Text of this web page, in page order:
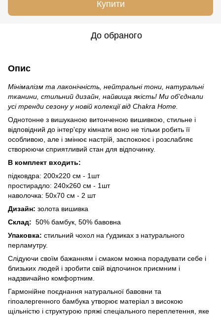
Купити
До обраного
Опис
Мінімалізм та лаконічність, нейтральні тони, натуральні
тканини, стильний дизайн, найвища якість! Ми об'єднали
усі тренди сезону у новій колекції від Chakra Home.
Однотонне з вишуканою витонченою вишивкою, стильне і
відповідний до інтер'єру кімнати воно не тільки робить її
особливою, але і змінює настрій, заспокоює і розслабляє
створюючи сприятливий стан для відпочинку.
В комплект входить:
підковдра: 200х220 см - 1шт
простирадло: 240х260 см - 1шт
наволочка: 50х70 см - 2 шт
Дизайн: золота вишивка
Склад: 50% бамбук, 50% бавовна
Упаковка: стильний чохол на ґудзиках з натурального
перламутру.
Слідуючи своїм бажанням і смаком можна порадувати себе і
близьких людей і зробити свій відпочинок приємним і
надзвичайно комфортним.
Гармонійне поєднання натуральної бавовни та
гіпоалергенного бамбука утворює матеріал з високою
щільністю і структурою пряжі спеціального переплетення, яке